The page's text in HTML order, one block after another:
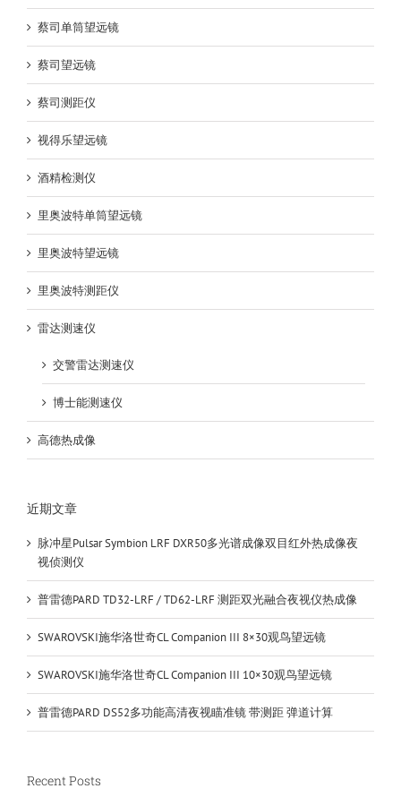
蔡司单筒望远镜
蔡司望远镜
蔡司测距仪
视得乐望远镜
酒精检测仪
里奥波特单筒望远镜
里奥波特望远镜
里奥波特测距仪
雷达测速仪
交警雷达测速仪
博士能测速仪
高德热成像
近期文章
脉冲星Pulsar Symbion LRF DXR50多光谱成像双目红外热成像夜
视侦测仪
普雷德PARD TD32-LRF / TD62-LRF 测距双光融合夜视仪热成像
SWAROVSKI施华洛世奇CL Companion III 8×30观鸟望远镜
SWAROVSKI施华洛世奇CL Companion III 10×30观鸟望远镜
普雷德PARD DS52多功能高清夜视瞄准镜 带测距 弹道计算
Recent Posts